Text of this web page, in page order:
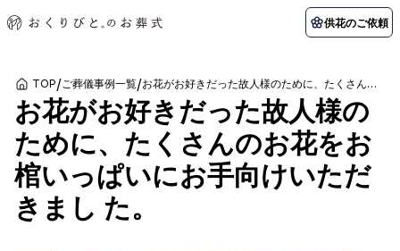
供花のご依頼
初めての方へ
初めての方へ 納棺の儀とは？
葬儀の流れ 会員制度
アフターサポート
関東エリア
東京都 埼玉県
千葉県
お客様の声
ご葬儀事例 お客様の声
よくある質問
葬儀の知識
葬儀の知識 供花のご依頼
TOP/ご葬儀事例一覧/ お花がお好きだった故人様のために、たくさんのお花をお棺いっぱいにお手向けいただきまし た。
お花がお好きだった故人様の
ために、たくさんのお花をお
棺いっぱいにお手向けいただ
きまし た。